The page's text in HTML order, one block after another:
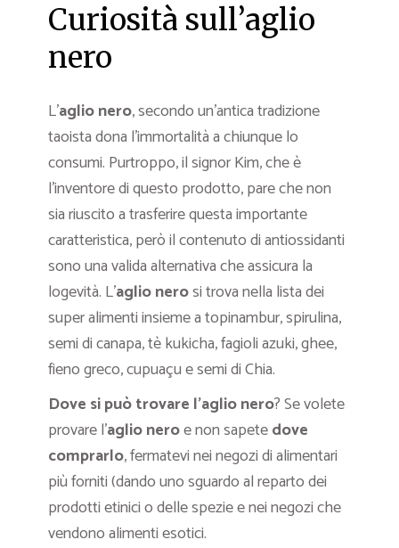
Curiosità sull’aglio
nero
L’aglio nero, secondo un’antica tradizione
taoista dona l’immortalità a chiunque lo
consumi. Purtroppo, il signor Kim, che è
l’inventore di questo prodotto, pare che non
sia riuscito a trasferire questa importante
caratteristica, però il contenuto di antiossidanti
sono una valida alternativa che assicura la
logevità. L’aglio nerosi trova nella lista dei
super alimenti insieme a topinambur, spirulina,
semi di canapa, tè kukicha, fagioli azuki, ghee,
fieno greco, cupuaçu e semi di Chia.
Dove si può trovare l’aglio nero? Se volete
provare l’aglio neroe non sapetedove
comprarlo, fermatevinei negozi di alimentari
più forniti (dando uno sguardo al reparto dei
prodotti etinici o delle spezie e nei negozi che
vendono alimenti esotici.